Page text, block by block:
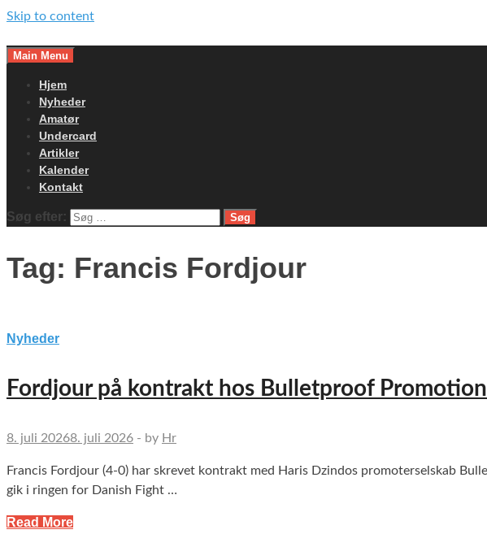
Skip to content
Main Menu
Hjem
Nyheder
Amatør
Undercard
Artikler
Kalender
Kontakt
Søg efter:
Tag: Francis Fordjour
Nyheder
Fordjour på kontrakt hos Bulletproof
8. juli 20268. juli 2026 - by Hr
Francis Fordjour (4-0) har skrevet kontrakt med Haris Dzindos promoterselskab
gik i ringen for Danish Fight …
Read More